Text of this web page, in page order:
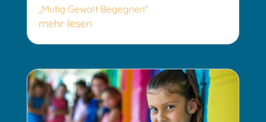
„Mutig Gewalt Begegnen“
mehr lesen